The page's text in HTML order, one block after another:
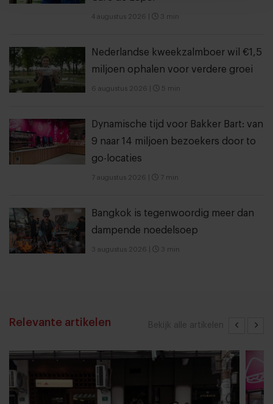
4 augustus 2026 3 min
Nederlandse kweekzalmboer wil €1,5
miljoen ophalen voor verdere groei
6 augustus 2026 5 min
Dynamische tijd voor Bakker Bart: van
9 naar 14 miljoen bezoekers door to
go-locaties
7 augustus 2026 7 min
Bangkok is tegenwoordig meer dan
dampende noedelsoep
3 augustus 2026 3 min
Bekijk alle artikelen
Relevante artikelen